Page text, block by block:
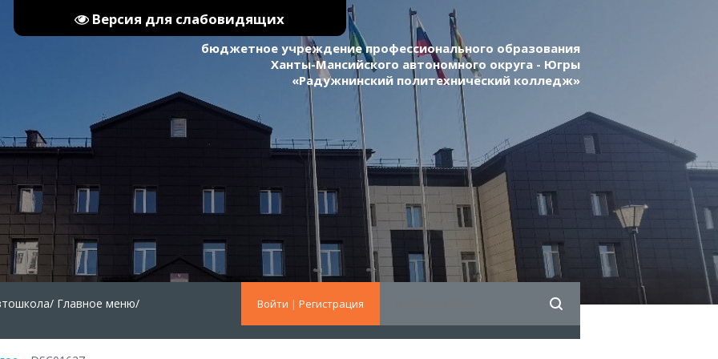
Версия для слабовидящих
бюджетное учреждение профессионального образования
Ханты-Мансийского автономного округа - Югры
«Радужнинский политехнический колледж»
Войти | Регистрация
Главное меню/